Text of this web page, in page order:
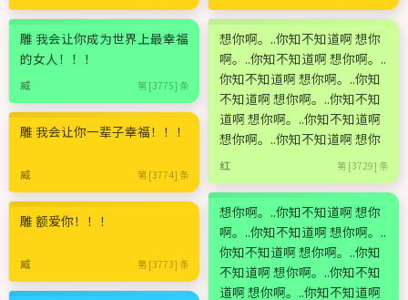
雕 我会让你成为世界上最幸福
的女人！！！
威 第 [3775] 条
雕 我会让你一辈子幸福！！！
威 第 [3774] 条
雕 额爱你！！！
威 第 [3773] 条
想你啊。..你知不知道啊 想你
啊。..你知不知道啊 想你啊。..
你知不知道啊 想你啊。..你知
不知道啊 想你啊。..你知不知
道啊 想你啊。..你知不知道啊
想你啊。..你知不知道啊 想你
红 第 [3729] 条
想你啊。..你知不知道啊 想你
啊。..你知不知道啊 想你啊。..
你知不知道啊 想你啊。..你知
不知道啊 想你啊。..你知不知
道啊 想你啊。..你知不知道啊